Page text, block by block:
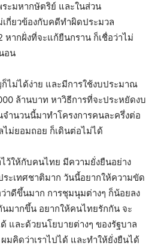
ะมหากษัตริย์ และในส่วน
กี่ยวข้องกับคดีทำผิดประมวล
หากฝั่งที่จะแก้ยืนกราน ก็เชื่อว่าไม่
อน
ไม่ได้ง่าย และมีการใช้งบประมาณ
ล้านบาท หาวิธีการที่จะประหยัดงบ
ำนวนนี้มาทำโครงการคนละครึ่งต่อ
ไม่ยอมถอย ก็เดินต่อไม่ได้
ว้ให้กับคนไทย มีความยั่งยืนอย่าง
ะเทศชาติมาก วันนี้อยากให้ความขัด
าดีขึ้นมาก การชุมนุมต่างๆ ก็น้อยลง
มากขึ้น อยากให้คนไทยรักกัน จะ
และด้วยนโยบายต่างๆ ของรัฐบาล
มคิดว่าเราไปได้ และทำให้ยั่งยืนได้